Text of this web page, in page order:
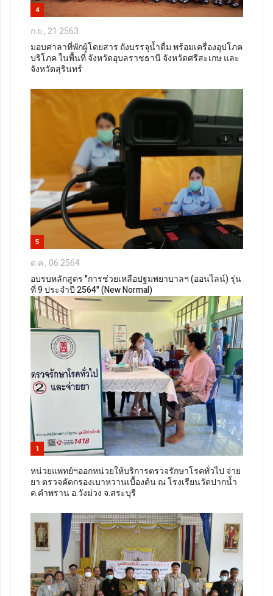
4
ก.ย., 21 2563
มอบศาลาที่พักผู้โดยสาร ถังบรรจุน้ำดื่ม พร้อมเครื่องอุปโภค
บริโภค ในพื้นที่ จังหวัดอุบลราชธานี จังหวัดศรีสะเกษ และ
จังหวัดสุรินทร์
5
ต.ค., 06 2564
อบรบหลักสูตร "การช่วยเหลือปฐมพยาบาลฯ (ออนไลน์) รุ่น
ที่ 9 ประจำปี 2564" (New Normal)
1
หน่วยแพทย์ฯออกหน่วยให้บริการตรวจรักษาโรคทั่วไป จ่าย
ยา ตรวจคัดกรองเบาหวานเบื้องต้น ณ โรงเรียนวัดปากน้ำ
ค.คำพราน อ.วังม่วง จ.สระบุรี